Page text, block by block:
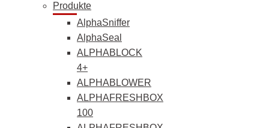
Produkte
AlphaSniffer
AlphaSeal
ALPHABLOCK
4+
ALPHABLOWER
ALPHAFRESHBOX
100